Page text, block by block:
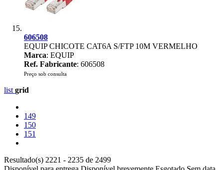
606508
EQUIP CHICOTE CAT6A S/FTP 10M VERMELHO
Marca: EQUIP
Ref. Fabricante: 606508
Preço sob consulta
list grid
149
150
151
Resultado(s) 2221 - 2235 de 2499